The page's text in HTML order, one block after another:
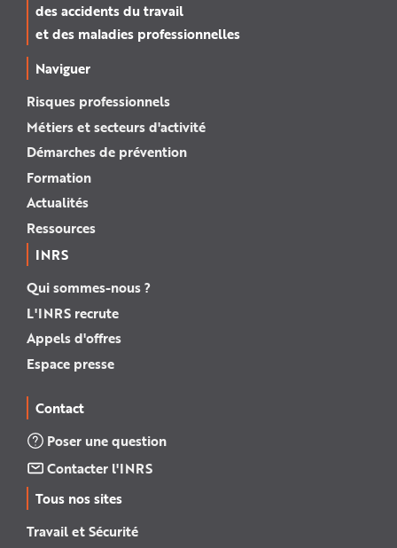
des accidents du travail
et des maladies professionnelles
Naviguer
Risques professionnels
Métiers et secteurs d'activité
Démarches de prévention
Formation
Actualités
Ressources
INRS
Qui sommes-nous ?
L'INRS recrute
Appels d'offres
Espace presse
Contact
Poser une question
Contacter l'INRS
Tous nos sites
Travail et Sécurité